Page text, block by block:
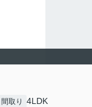
間取り 4LDK